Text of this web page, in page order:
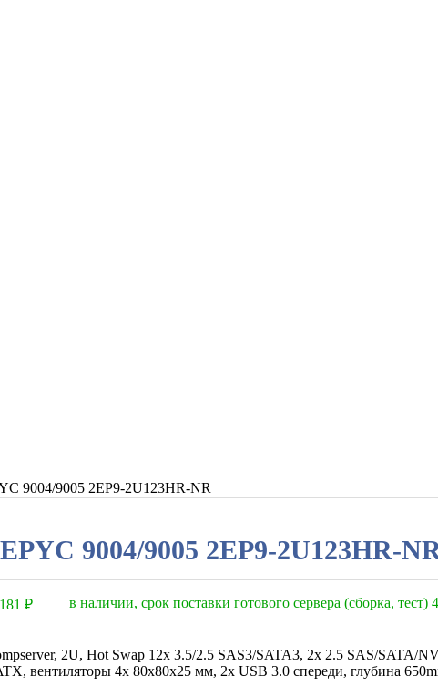
9004/9005 2EP9-2U123HR-NR
9004/9005 2EP9-2U123HR-
₽ в наличии, срок поставки готового сервера (сборка, тест)
2U, Hot Swap 12x 3.5/2.5 SAS3/SATA3, 2х 2.5 SAS/SATA/
вентиляторы 4x 80x80x25 мм, 2x USB 3.0 спереди, глубина